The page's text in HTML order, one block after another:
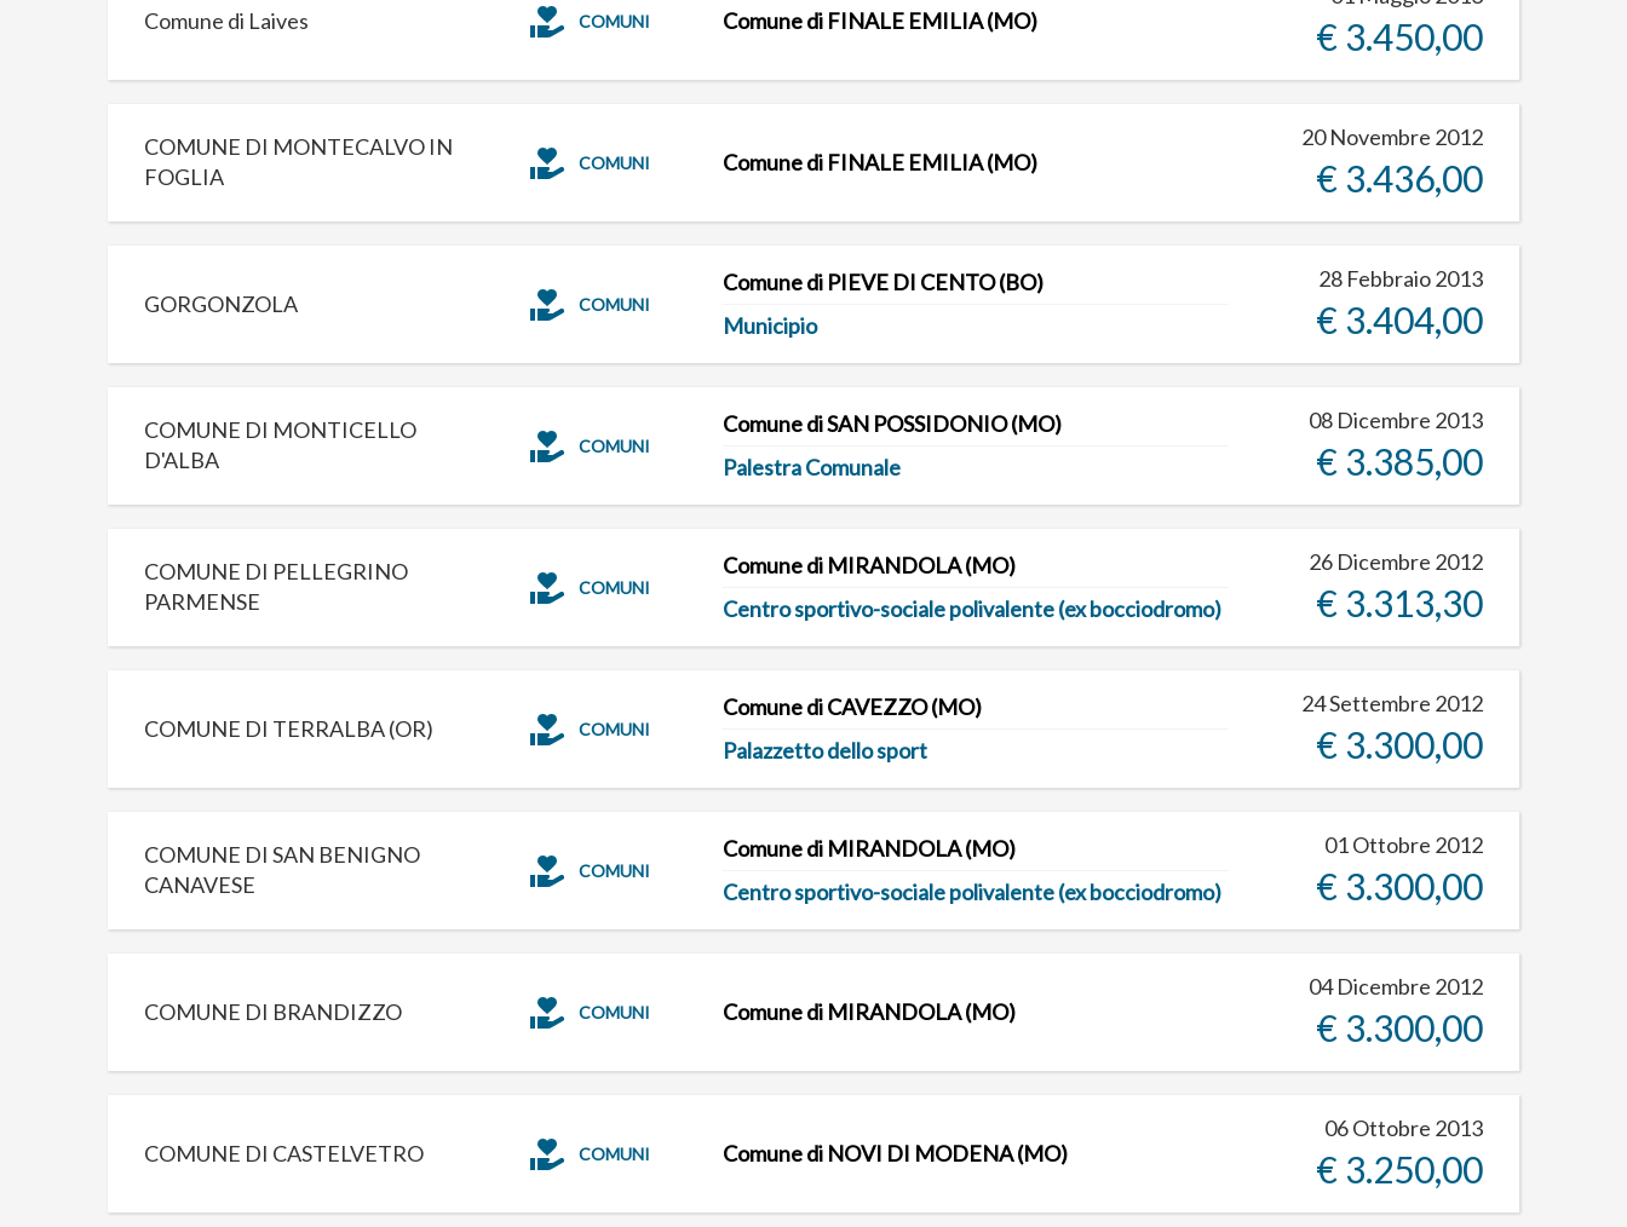
Comune di Laives COMUNI Comune di FINALE EMILIA (MO) € 3.450,00
COMUNE DI MONTECALVO IN
FOGLIA
COMUNI Comune di FINALE EMILIA (MO)
20 Novembre 2012
€ 3.436,00
GORGONZOLA COMUNI
Comune di PIEVE DI CENTO (BO)
Municipio
28 Febbraio 2013
€ 3.404,00
COMUNE DI MONTICELLO
D'ALBA
COMUNI
Comune di SAN POSSIDONIO (MO)
Palestra Comunale
08 Dicembre 2013
€ 3.385,00
COMUNE DI PELLEGRINO
PARMENSE
COMUNI
Comune di MIRANDOLA (MO)
Centro sportivo-sociale polivalente (ex bocciodromo)
26 Dicembre 2012
€ 3.313,30
COMUNE DI TERRALBA (OR) COMUNI
Comune di CAVEZZO (MO)
Palazzetto dello sport
24 Settembre 2012
€ 3.300,00
COMUNE DI SAN BENIGNO
CANAVESE
COMUNI
Comune di MIRANDOLA (MO)
Centro sportivo-sociale polivalente (ex bocciodromo)
01 Ottobre 2012
€ 3.300,00
COMUNE DI BRANDIZZO COMUNI Comune di MIRANDOLA (MO)
04 Dicembre 2012
€ 3.300,00
COMUNE DI CASTELVETRO COMUNI Comune di NOVI DI MODENA (MO)
06 Ottobre 2013
€ 3.250,00